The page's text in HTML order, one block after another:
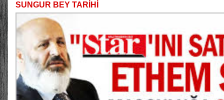
SUNGUR BEY TARİHİ